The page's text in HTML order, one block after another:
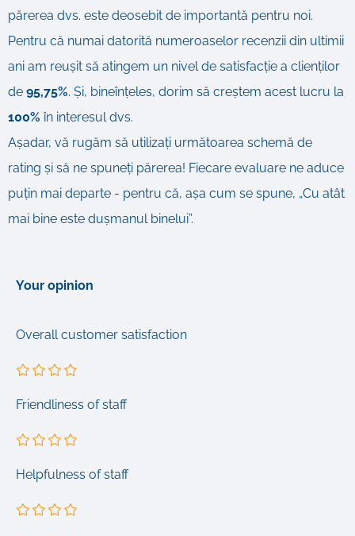
părerea dvs. este deosebit de importantă pentru noi.
Pentru că numai datorită numeroaselor recenzii din ultimii
ani am reușit să atingem un nivel de satisfacție a clienților
de 95,75%. Și, bineînțeles, dorim să creștem acest lucru la
100% în interesul dvs.
Așadar, vă rugăm să utilizați următoarea schemă de
rating și să ne spuneți părerea! Fiecare evaluare ne aduce
puțin mai departe - pentru că, așa cum se spune, „Cu atât
mai bine este dușmanul binelui”.
Your opinion
Overall customer satisfaction
Friendliness of staff
Helpfulness of staff